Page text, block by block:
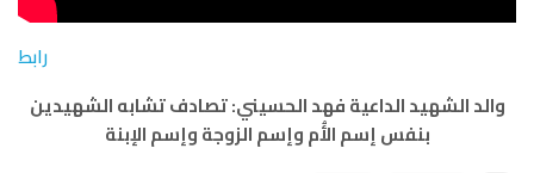
رابط
والد الشهيد الداعية فهد الحسيني: تصادف تشابه الشهيدين
بنفس إسم الأُم وإسم الزوجة وإسم الإبنة